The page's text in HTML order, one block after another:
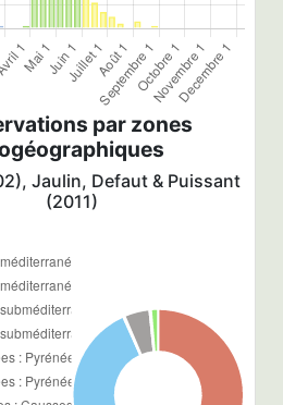
par zones
Jaulin, Defaut & Puissant
(2011)